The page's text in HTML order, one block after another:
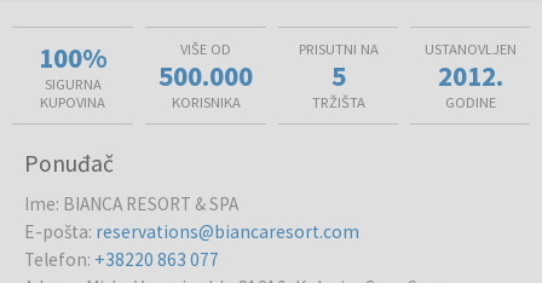
100%
SIGURNA
KUPOVINA
VIŠE OD
500.000
KORISNIKA
PRISUTNI NA
5
TRŽIŠTA
USTANOVLJEN
2012.
GODINE
Ponuđač
Ime: BIANCA RESORT & SPA
E-pošta: reservations@biancaresort.com
Telefon: +38220 863 077